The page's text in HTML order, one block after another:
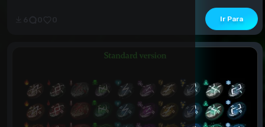
Ir Para